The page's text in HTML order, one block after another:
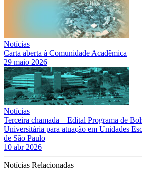
Notícias
Carta aberta à Comunidade Acadêmica
29 maio 2026
Notícias
Terceira chamada – Edital Programa de
Universitária para atuação em Unidades
de São Paulo
10 abr 2026
Notícias Relacionadas